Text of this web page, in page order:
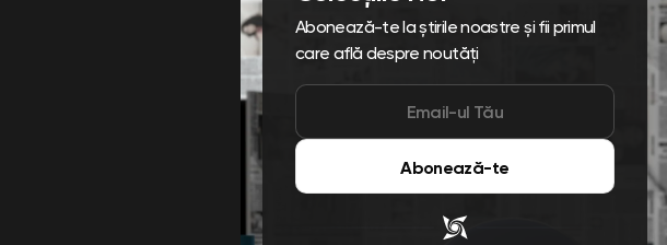
Abonează-te la știrile noastre și fii primul
care află despre noutăți
Abonează-te